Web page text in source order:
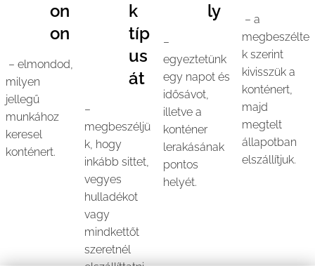
on
on
– elmondod,
milyen
jellegű
munkához
keresel
konténert.
k
típ
us
át
–
megbeszéljü
k, hogy
inkább sittet,
vegyes
hulladékot
vagy
mindkettőt
szeretnél
ly
–
egyeztetünk
egy napot és
idősávot,
illetve a
konténer
lerakásának
pontos
helyét.
– a
megbeszélte
k szerint
kivisszük a
konténert,
majd
megtelt
állapotban
elszállítjuk.